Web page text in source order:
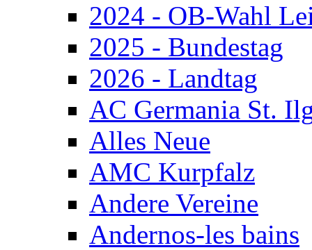
2024 - OB-Wahl
2025 - Bundestag
2026 - Landtag
AC Germania St.
Alles Neue
AMC Kurpfalz
Andere Vereine
Andernos-les bains